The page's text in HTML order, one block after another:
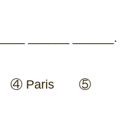
______ ______.
Paris ⑤